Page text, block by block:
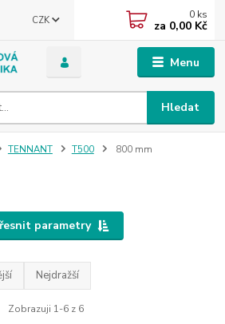
Menu
CZK
Hledat
0 ks
za 0,00 Kč
TENNANT T500 800 mm
parametry
Nejdražší
Zobrazuji 1-6 z 6